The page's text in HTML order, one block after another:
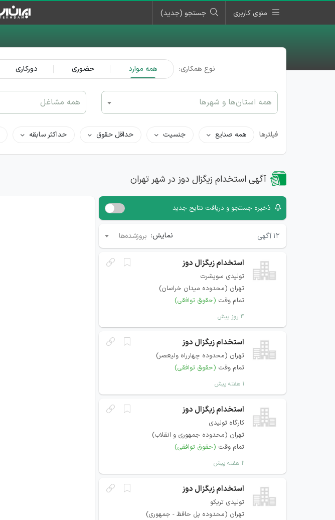
منوی کاربری جستجو (جدید)
نوع همکاری: همه موارد حضوری دورکاری
همه استان‌ها و شهرها همه مشاغل
فیلترها همه صنایع جنسیت حداقل حقوق حداکثر سابقه
آگهی استخدام زیگزال دوز در شهر تهران
ذخیره جستجو و دریافت نتایج جدید
۱۲ آگهی نمایش: بروزشده‌ها
استخدام زیگزال دوز
تولیدی سویشرت
تهران (محدوده میدان خراسان)
تمام وقت (حقوق توافقی)
۴ روز پیش
استخدام زیگزال دوز
تهران (محدوده چهارراه ولیعصر)
تمام وقت (حقوق توافقی)
۱ هفته پیش
استخدام زیگزال دوز
کارگاه تولیدی
تهران (محدوده جمهوری و انقلاب)
تمام وقت (حقوق توافقی)
۲ هفته پیش
استخدام زیگزال دوز
تولیدی تریکو
تهران (محدوده پل حافظ - جمهوری)